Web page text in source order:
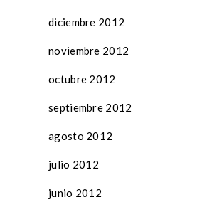
diciembre 2012
noviembre 2012
octubre 2012
septiembre 2012
agosto 2012
julio 2012
junio 2012